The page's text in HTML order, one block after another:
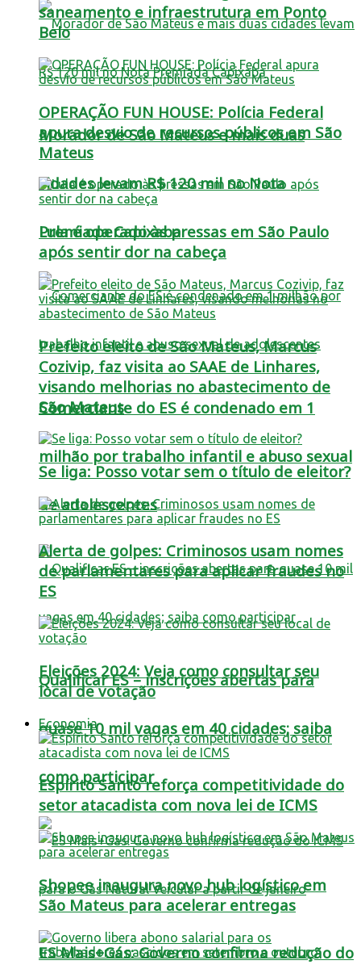
Morador de São Mateus e mais duas
cidades levam R$ 120 mil no Nota
Premiada Capixaba
Comerciante do ES é condenado em 1
milhão por trabalho infantil e abuso sexual
de adolescentes
Qualificar ES – inscrições abertas para
quase 10 mil vagas em 40 cidades; saiba
como participar
ES Mais+Gás: Governo confirma redução do
saneamento e infraestrutura em Ponto
Belo
OPERAÇÃO FUN HOUSE: Polícia Federal
apura desvio de recursos públicos em São
Mateus
Lula é operado às pressas em São Paulo
após sentir dor na cabeça
Prefeito eleito de São Mateus, Marcus
Cozivip, faz visita ao SAAE de Linhares,
visando melhorias no abastecimento de
São Mateus
Se liga: Posso votar sem o título de eleitor?
Alerta de golpes: Criminosos usam nomes
de parlamentares para aplicar fraudes no
ES
Eleições 2024: Veja como consultar seu
local de votação
Economia
Espírito Santo reforça competitividade do
setor atacadista com nova lei de ICMS
Shopee inaugura novo hub logístico em
São Mateus para acelerar entregas